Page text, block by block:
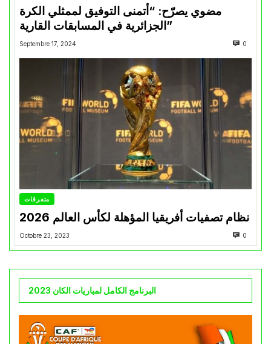
مضوي يصرّح: “أتمنى التوفيق لممثلي الكرة
الجزائرية في المسابقات القارية”
Septembre 17, 2024 0
متفرقات
نظام تصفيات أفريقيا المؤهلة لكأس العالم 2026
Octobre 23, 2023 0
البرنامج الكامل لمباريات الكان 2023